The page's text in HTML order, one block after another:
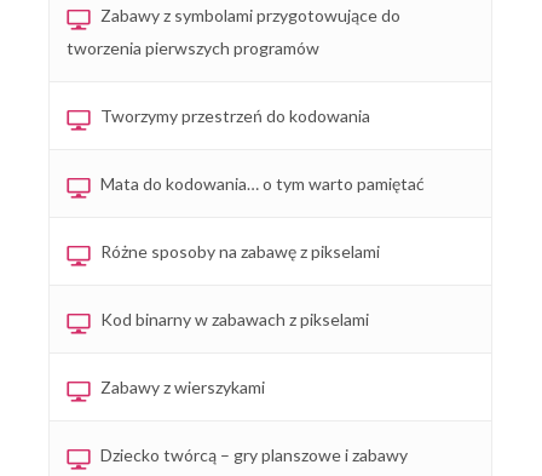
Zabawy z symbolami przygotowujące do
tworzenia pierwszych programów
Tworzymy przestrzeń do kodowania
Mata do kodowania… o tym warto pamiętać
Różne sposoby na zabawę z pikselami
Kod binarny w zabawach z pikselami
Zabawy z wierszykami
Dziecko twórcą – gry planszowe i zabawy